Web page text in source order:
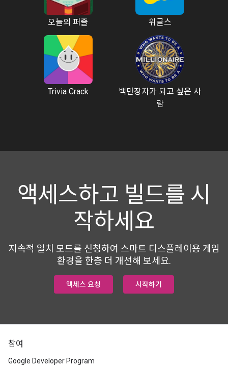
오늘의 퍼즐 위글스
Trivia Crack
백만장자가 되고 싶은 사
람
액세스하고 빌드를 시
작하세요
지속적 일치 모드를 신청하여 스마트 디스플레이용 게임
환경을 한층 더 개선해 보세요.
액세스 요청 시작하기
참여
Google Developer Program